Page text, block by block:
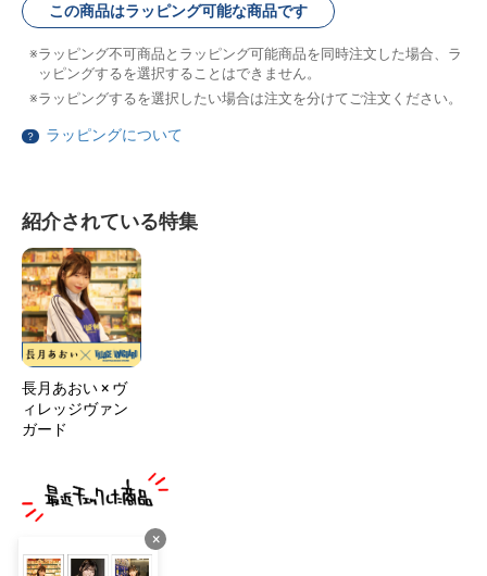
この商品はラッピング可能な商品です
ラッピング不可商品とラッピング可能商品を同時注文した場合、ラ
ッピングするを選択することはできません。
ラッピングするを選択したい場合は注文を分けてご注文ください。
？ ラッピングについて
紹介されている特集
長月あおい × ヴ
ィレッジヴァン
ガード
×